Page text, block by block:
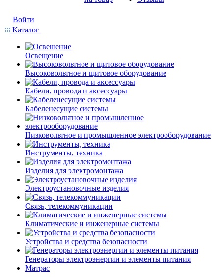
Войти
Каталог
Освещение
Высоковольтное и щитовое оборудование
Кабели, провода и аксессуары
Кабеленесущие системы
Низковольтное и промышленное электрооборудование
Инструменты, техника
Изделия для электромонтажа
Электроустановочные изделия
Связь, телекоммуникации
Климатические и инженерные системы
Устройства и средства безопасности
Генераторы электроэнергии и элементы питания
Матрас